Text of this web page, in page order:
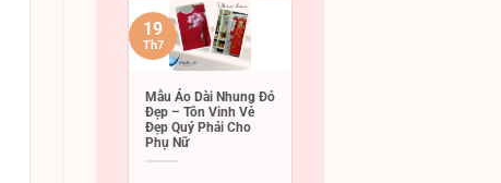
Mẫu Áo Dài Nhung Đỏ
Đẹp – Tôn Vinh Vẻ
Đẹp Quý Phái Cho
Phụ Nữ
19
Th7